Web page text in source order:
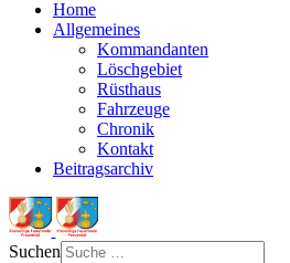
Home
Allgemeines
Kommandanten
Löschgebiet
Rüsthaus
Fahrzeuge
Chronik
Kontakt
Beitragsarchiv
Suchen